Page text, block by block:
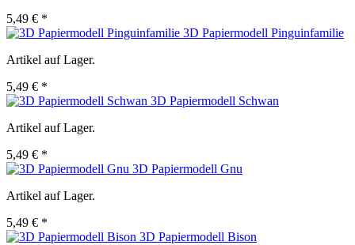
5,49 € *
3D Papiermodell Pinguinfamilie
Artikel auf Lager.
5,49 € *
3D Papiermodell Schwan
Artikel auf Lager.
5,49 € *
3D Papiermodell Gnu
Artikel auf Lager.
5,49 € *
3D Papiermodell Bison